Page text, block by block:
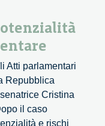
Atti parlamentari
Repubblica
Cristina
il caso
e rischi